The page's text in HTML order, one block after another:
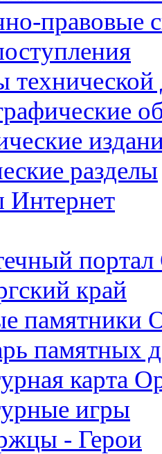
правовые
разделы
Интернет
портал
край
памятники
памятных
карта
игры
- Герои